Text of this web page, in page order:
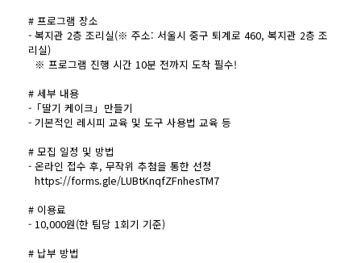
# 프로그램 장소
- 복지관 2층 조리실(※ 주소: 서울시 중구 퇴계로 460, 복지관 2층 조
리실)
※ 프로그램 진행 시간 10분 전까지 도착 필수!
# 세부 내용
-「딸기 케이크」만들기
- 기본적인 레시피 교육 및 도구 사용법 교육 등
# 모집 일정 및 방법
- 온라인 접수 후, 무작위 추첨을 통한 선정
https://forms.gle/LUBtKnqfZFnhesTM7
# 이용료
- 10,000원(한 팀당 1회기 기준)
# 납부 방법